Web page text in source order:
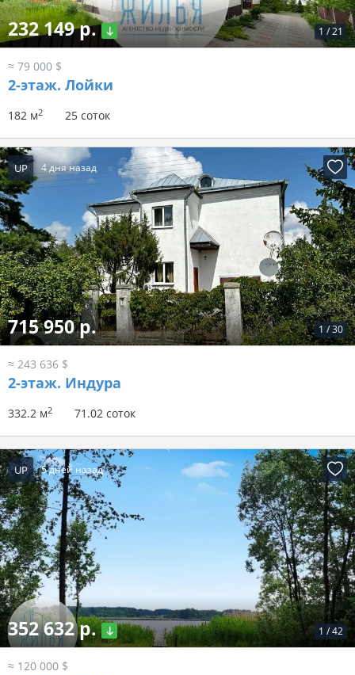
1 /21
232 149 р.
≈ 79 000 $
2-этаж. Лойки
182 м2 25 соток
UP 4 дня назад
1 /30
715 950 р.
≈ 243 636 $
2-этаж. Индура
332.2 м2 71.02 соток
UP 5 дней назад
1 /42
352 632 р.
≈ 120 000 $